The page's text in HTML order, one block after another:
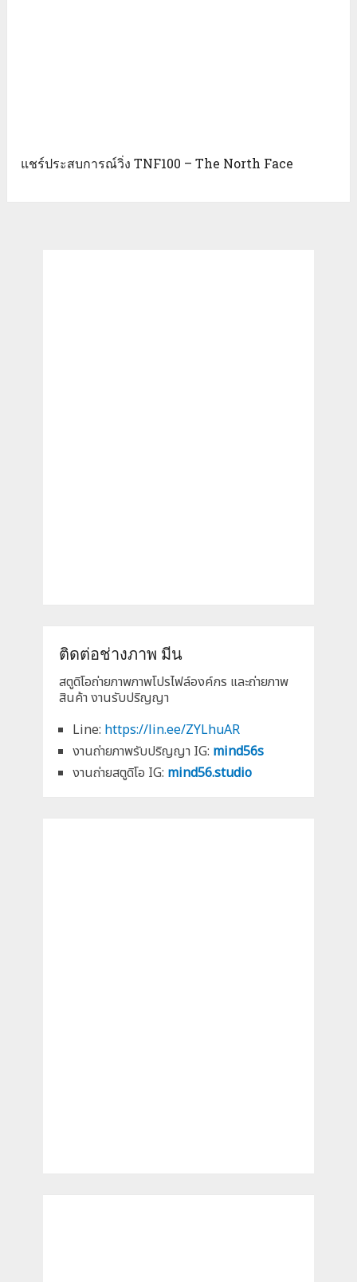
แชร์ประสบการณ์วิ่ง TNF100 – The North Face
ติดต่อช่างภาพ มีน
สตูดิโอถ่ายภาพภาพโปรไฟล์องค์กร และถ่ายภาพ
สินค้า งานรับปริญญา
Line: https://lin.ee/ZYLhuAR
งานถ่ายภาพรับปริญญา IG: mind56s
งานถ่ายสตูดิโอ IG: mind56.studio